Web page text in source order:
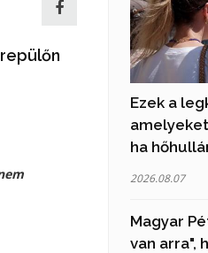
Ezek a
ha
2026.08.07
Magyar
van arra",